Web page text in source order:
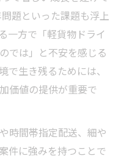
題といった課題も浮上
一方で「軽貨物ドライ
では」と不安を感じる
で生き残るためには、
価値の提供が重要で
時間帯指定配送、細や
件に強みを持つことで